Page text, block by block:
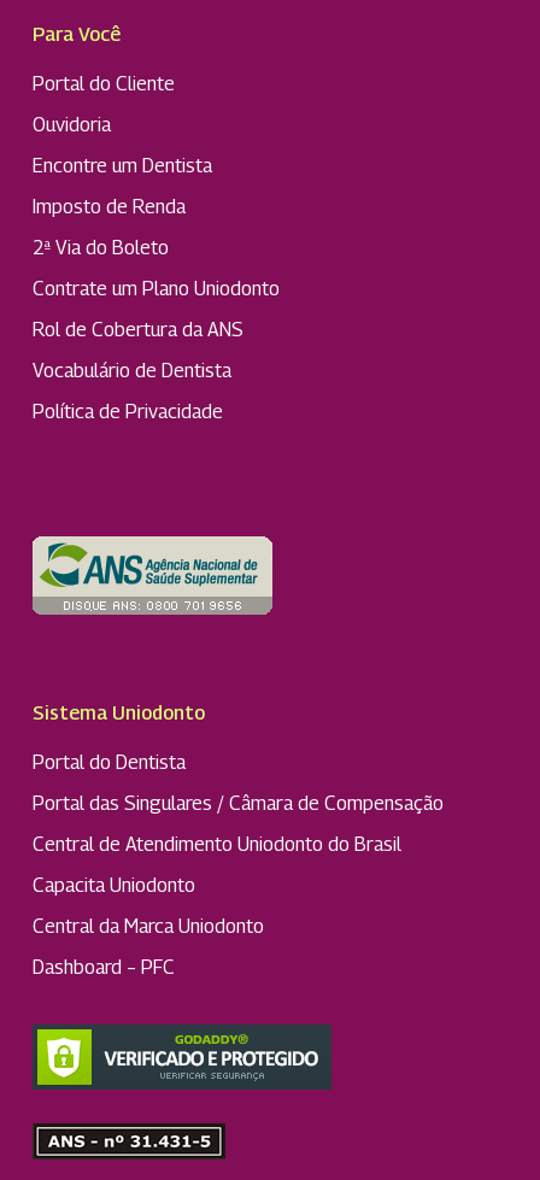
Para Você
Portal do Cliente
Ouvidoria
Encontre um Dentista
Imposto de Renda
2ª Via do Boleto
Contrate um Plano Uniodonto
Rol de Cobertura da ANS
Vocabulário de Dentista
Política de Privacidade
Sistema Uniodonto
Portal do Dentista
Portal das Singulares / Câmara de Compensação
Central de Atendimento Uniodonto do Brasil
Capacita Uniodonto
Central da Marca Uniodonto
Dashboard – PFC